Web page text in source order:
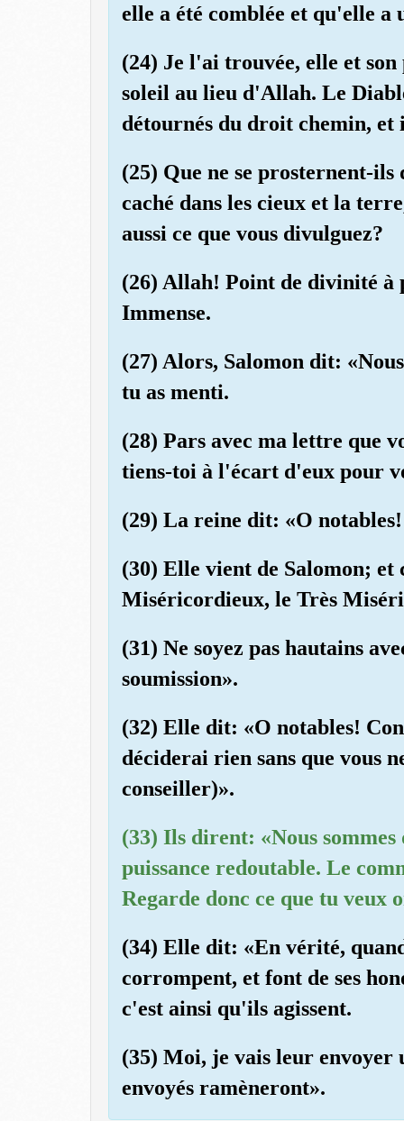
elle a été comblée et qu'elle
(24) Je l'ai trouvée, elle et
soleil au lieu d'Allah. Le
détournés du droit chemin, et
(25) Que ne se prosternent-
caché dans les cieux et la
aussi ce que vous divulguez?
(26) Allah! Point de divinité
Immense.
(27) Alors, Salomon dit:
tu as menti.
(28) Pars avec ma lettre que
tiens-toi à l'écart d'eux pour
(29) La reine dit: «O
(30) Elle vient de Salomon;
Miséricordieux, le Très
(31) Ne soyez pas hautains
soumission».
(32) Elle dit: «O notables!
déciderai rien sans que vous
conseiller)».
(33) Ils dirent: «Nous
puissance redoutable. Le
Regarde donc ce que tu veux
(34) Elle dit: «En vérité,
corrompent, et font de ses
c'est ainsi qu'ils agissent.
(35) Moi, je vais leur envoyer
envoyés ramèneront».